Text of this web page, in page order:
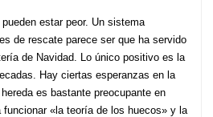
hay que perderlas de vista
2024
dividendos constantes
para tus inversiones
estar peor. Un sistema
de rescate parece ser que ha servido
de Navidad. Lo único positivo es la
Hay ciertas esperanzas en la
es bastante preocupante en
«la teoría de los huecos» y la